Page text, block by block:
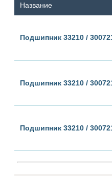
Название
Подшипник 33210 /
Подшипник 33210 /
Подшипник 33210 /